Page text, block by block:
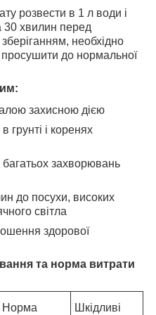
розвести в 1 л води і
30 хвилин перед
необхідно
до нормальної
захисною дією
грунті і коренях
захворювань
до посухи, високих
світла
здорової
та норма витрати
Норма
Шкідливі